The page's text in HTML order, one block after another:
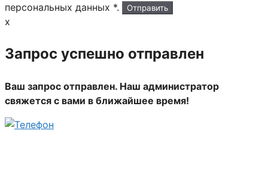
персональных данных *.
x
Запрос успешно отправлен
Ваш запрос отправлен. Наш администратор
свяжется с вами в ближайшее время!